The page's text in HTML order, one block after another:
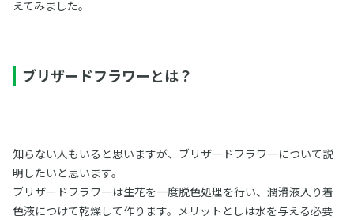
えてみました。
ブリザードフラワーとは？
知らない人もいると思いますが、ブリザードフラワーについて説
明したいと思います。
ブリザードフラワーは生花を一度脱色処理を行い、潤滑液入り着
色液につけて乾燥して作ります。メリットとしは水を与える必要